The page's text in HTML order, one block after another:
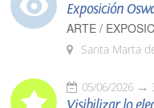
Exposición
ARTE /
Santa Marta
05/06/2026